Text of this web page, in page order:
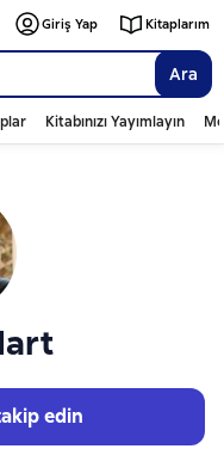
Ara
Giriş Yap Kitaplarım
Kitabınızı Yayımlayın
edin